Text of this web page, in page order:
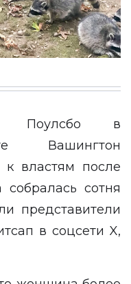
Поулсбо в
Вашингтон
властям после
сотня
представители
в соцсети X,